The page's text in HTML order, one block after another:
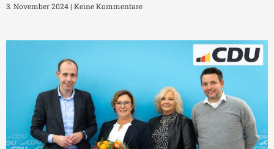
3. November 2024 Keine Kommentare